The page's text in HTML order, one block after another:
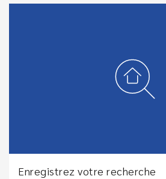
Enregistrez votre recherche